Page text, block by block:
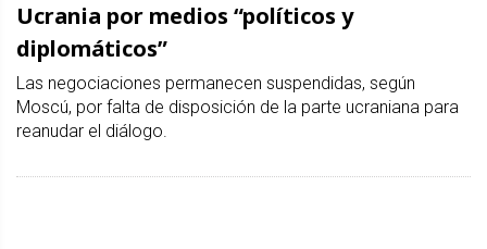
Ucrania por medios “políticos y
diplomáticos”
Las negociaciones permanecen suspendidas, según
Moscú, por falta de disposición de la parte ucraniana para
reanudar el diálogo.